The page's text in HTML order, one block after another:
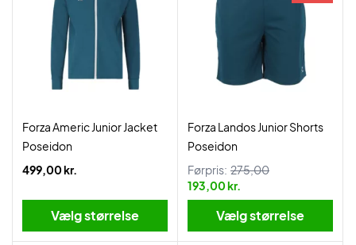
Forza Americ Junior Jacket
Poseidon
499,00 kr.
Vælg størrelse
Forza Landos Junior Shorts
Poseidon
Førpris: 275,00
193,00 kr.
Vælg størrelse